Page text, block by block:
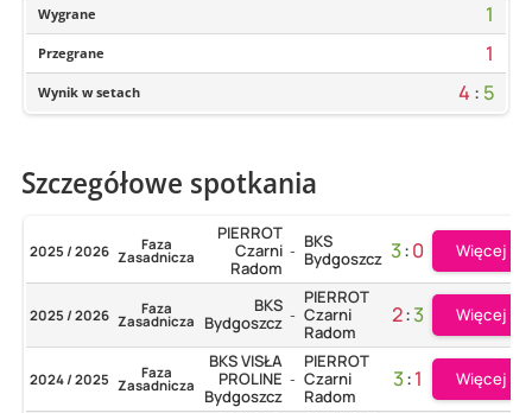
Wygrane 1
Przegrane 1
Wynik w setach 4 : 5
Szczegółowe spotkania
2025 / 2026 Faza
Zasadnicza
PIERROT
Czarni
Radom
- BKS
Bydgoszcz 3:0 Więcej
2025 / 2026 Faza
Zasadnicza
BKS
Bydgoszcz -
PIERROT
Czarni
Radom
2:3 Więcej
2024 / 2025 Faza
Zasadnicza
BKS VISŁA
PROLINE
Bydgoszcz
-
PIERROT
Czarni
Radom
3:1 Więcej